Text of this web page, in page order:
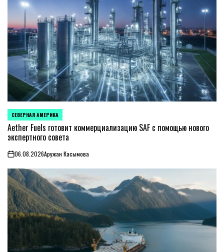
ОПУБЛИКОВАНО
В
СЕВЕРНАЯ АМЕРИКА
Aether Fuels готовит коммерциализацию SAF с помощью нового
экспертного совета
on06.08.2026Аружан Касымова